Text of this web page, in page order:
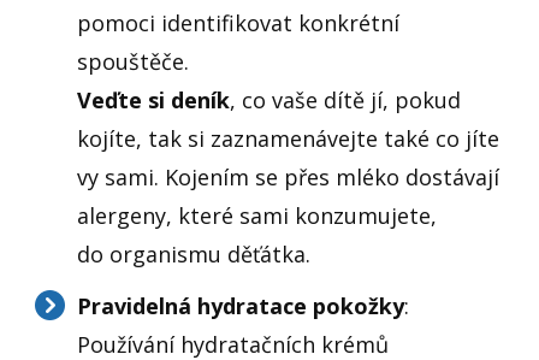
pomoci identifikovat konkrétní
spouštěče.
Veďte si deník, co vaše dítě jí, pokud
kojíte, tak si zaznamenávejte také co jíte
vy sami. Kojením se přes mléko dostávají
alergeny, které sami konzumujete,
do organismu děťátka.
Pravidelná hydratace pokožky:
Používání hydratačních krémů